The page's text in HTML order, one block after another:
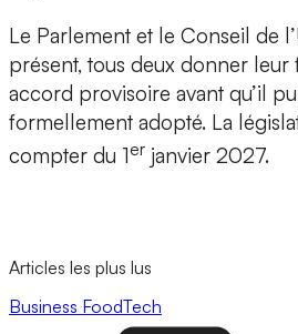
Le Parlement et le Conseil de
présent, tous deux donner
accord provisoire avant qu’il
formellement adopté. La
compter du 1er janvier 2027.
Articles les plus lus
Business FoodTech